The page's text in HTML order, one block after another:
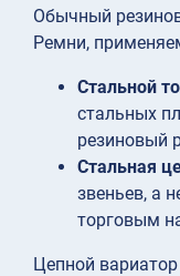
Обычный
Ремни,
Стальной
стальных
резиновый
Стальная
звеньев, а
торговым
Цепной